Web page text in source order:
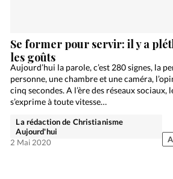
Se former pour servir: il y a
les goûts
Aujourd’hui la parole, c’est 280 signes, la
personne, une chambre et une caméra,
cinq secondes. A l’ère des réseaux sociaux,
s’exprime à toute vitesse…
La rédaction de Christianisme
Aujourd'hui
2 Mai 2020